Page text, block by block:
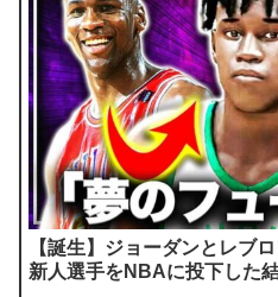
【誕生】ジョーダンとレブ
新人選手をNBAに投下した